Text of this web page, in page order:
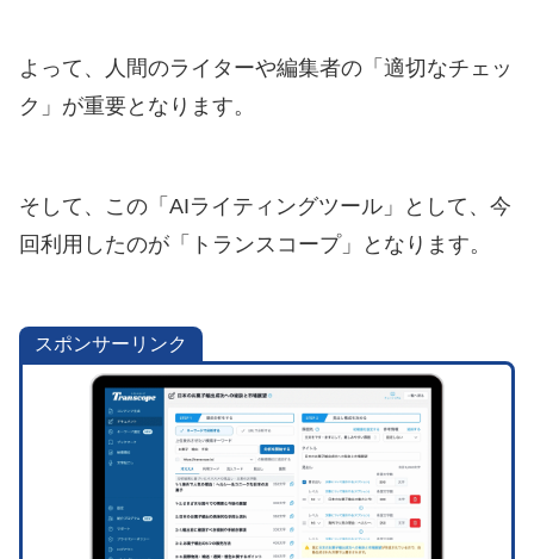
よって、人間のライターや編集者の「適切なチェッ
ク」が重要となります。
そして、この「AIライティングツール」として、今
回利用したのが「トランスコープ」となります。
スポンサーリンク